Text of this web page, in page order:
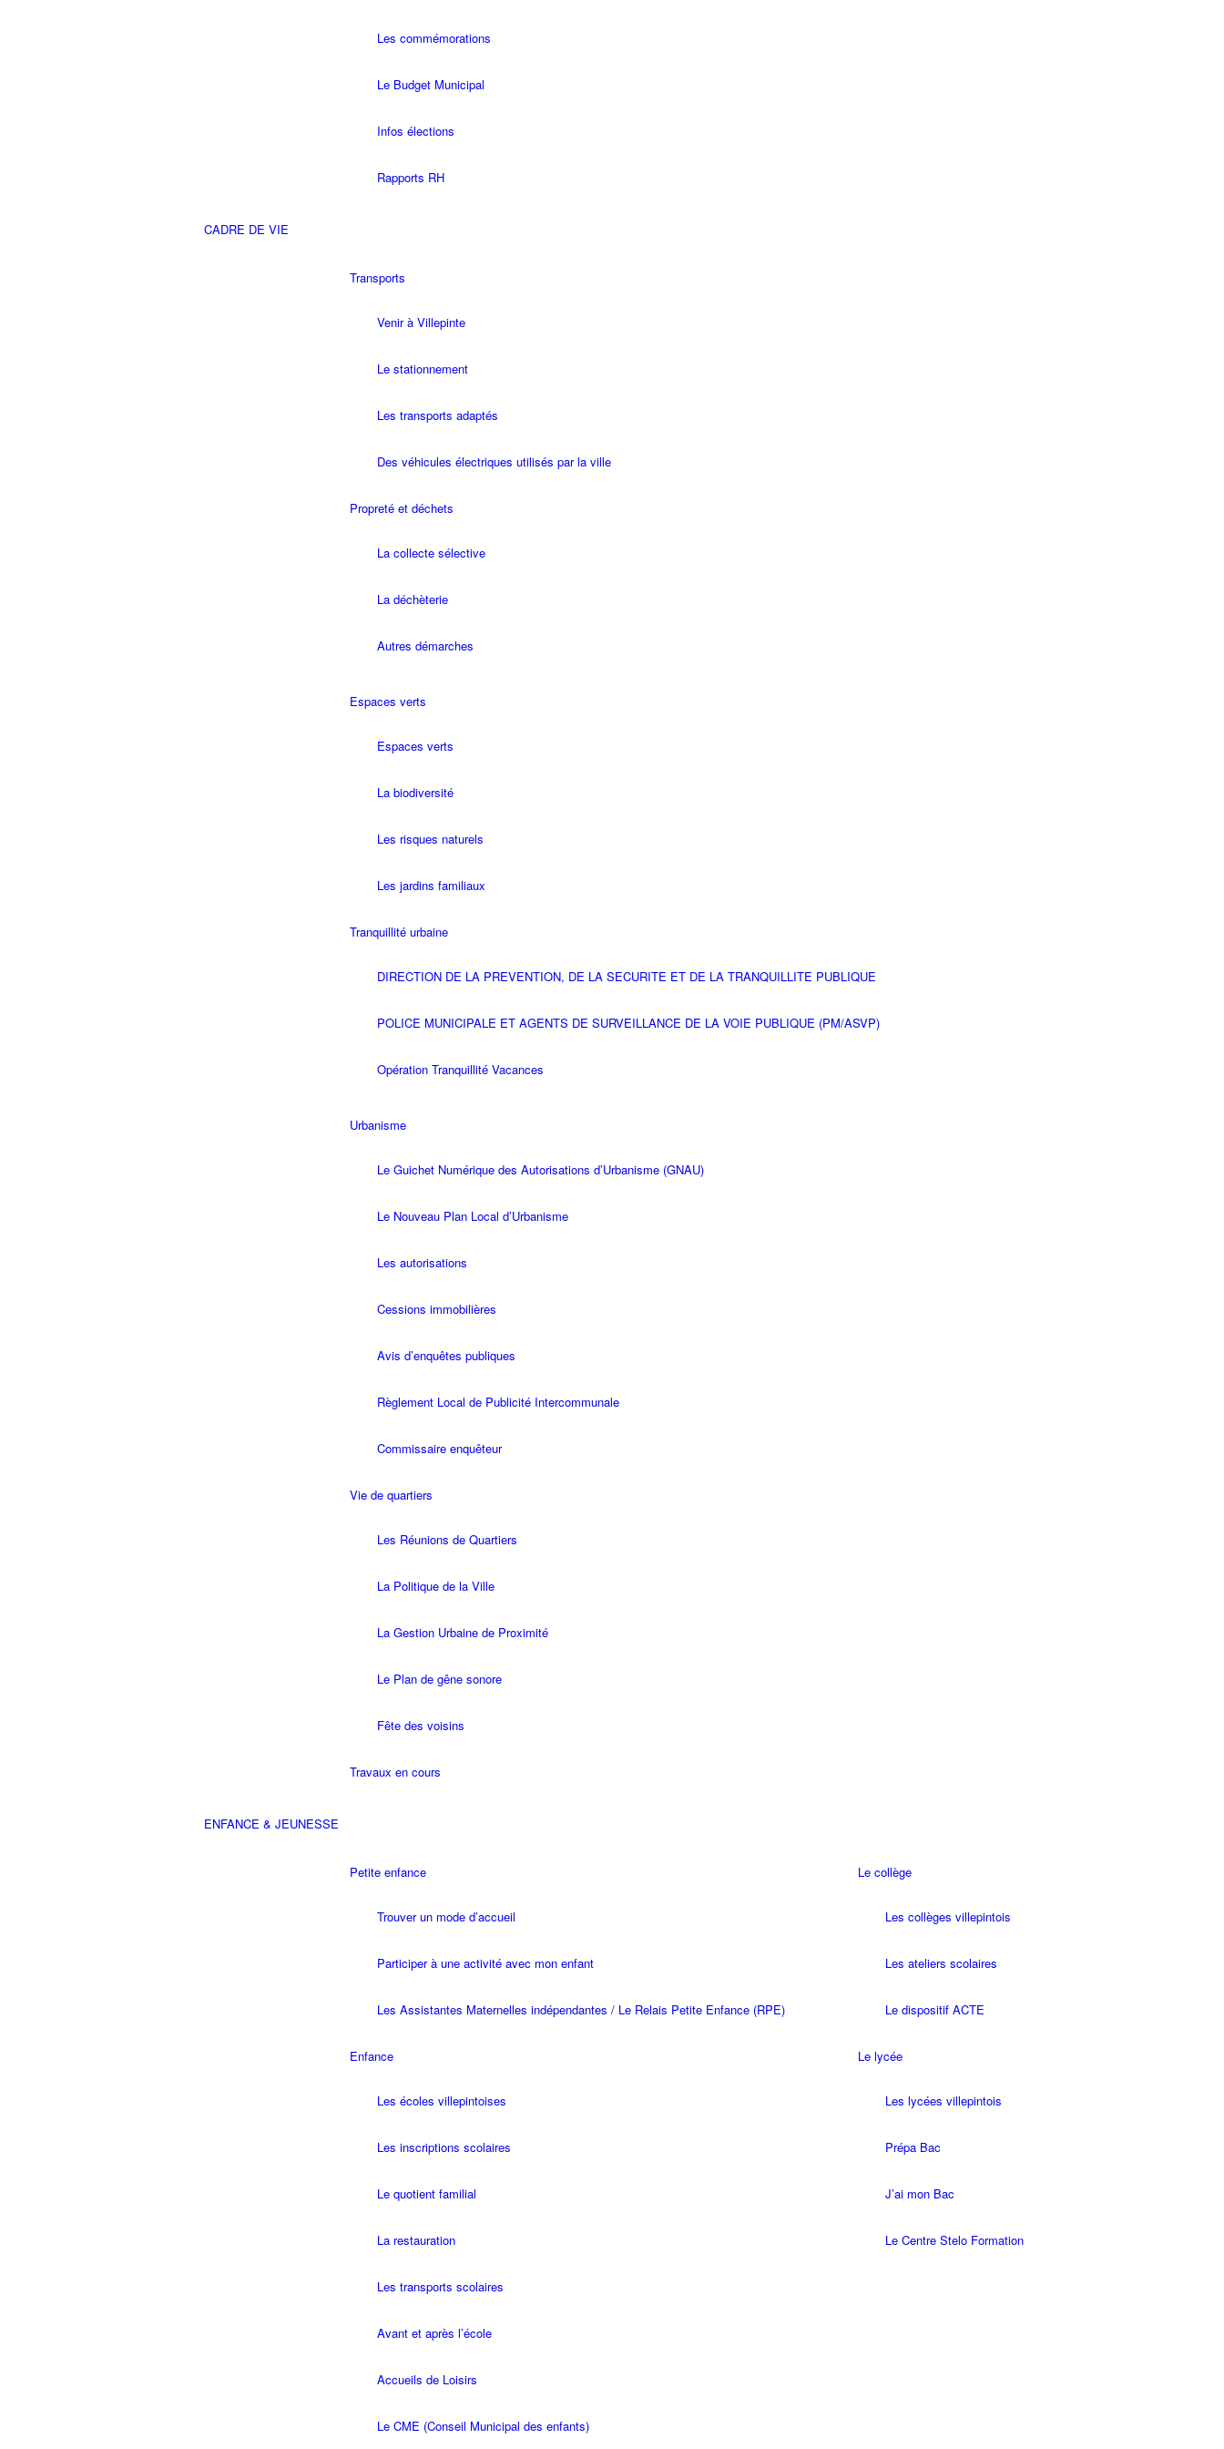
Les commémorations
Le Budget Municipal
Infos élections
Rapports RH
CADRE DE VIE
Transports
Venir à Villepinte
Le stationnement
Les transports adaptés
Des véhicules électriques utilisés par la ville
Propreté et déchets
La collecte sélective
La déchèterie
Autres démarches
Espaces verts
Espaces verts
La biodiversité
Les risques naturels
Les jardins familiaux
Tranquillité urbaine
DIRECTION DE LA PREVENTION, DE LA SECURITE ET DE LA TRANQUILLITE PUBLIQUE
POLICE MUNICIPALE ET AGENTS DE SURVEILLANCE DE LA VOIE PUBLIQUE (PM/ASVP)
Opération Tranquillité Vacances
Urbanisme
Le Guichet Numérique des Autorisations d’Urbanisme (GNAU)
Le Nouveau Plan Local d’Urbanisme
Les autorisations
Cessions immobilières
Avis d’enquêtes publiques
Règlement Local de Publicité Intercommunale
Commissaire enquêteur
Vie de quartiers
Les Réunions de Quartiers
La Politique de la Ville
La Gestion Urbaine de Proximité
Le Plan de gêne sonore
Fête des voisins
Travaux en cours
ENFANCE & JEUNESSE
Petite enfance
Trouver un mode d’accueil
Participer à une activité avec mon enfant
Les Assistantes Maternelles indépendantes / Le Relais Petite Enfance (RPE)
Enfance
Les écoles villepintoises
Les inscriptions scolaires
Le quotient familial
La restauration
Les transports scolaires
Avant et après l’école
Accueils de Loisirs
Le CME (Conseil Municipal des enfants)
Le collège
Les collèges villepintois
Les ateliers scolaires
Le dispositif ACTE
Le lycée
Les lycées villepintois
Prépa Bac
J’ai mon Bac
Le Centre Stelo Formation